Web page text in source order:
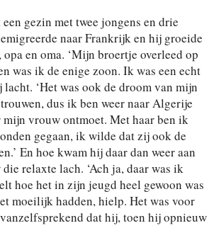
gezin met twee jongens en drie
naar Frankrijk en hij groeide
en oma. ‘Mijn broertje overleed op
was ik de enige zoon. Ik was een echt
‘Het was ook de droom van mijn
dus ik ben weer naar Algerije
mijn vrouw ontmoet. Met haar ben ik
gegaan, ik wilde dat zij ook de
En hoe kwam hij daar dan weer aan
relaxte lach. ‘Ach ja, daar was ik
hoe het in zijn jeugd heel gewoon was
moeilijk hadden, hielp. Het was voor
dat hij, toen hij opnieuw